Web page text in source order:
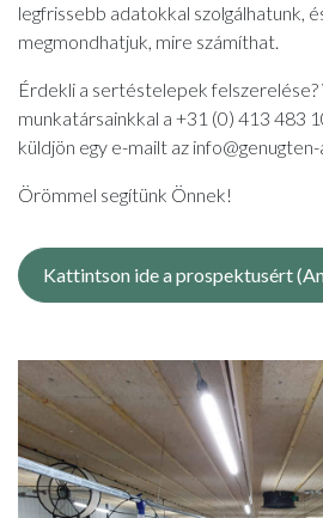
legfrissebb adatokkal szolgálhatunk,
megmondhatjuk, mire számíthat.
Érdekli a sertéstelepek
munkatársainkkal a +31 (0) 413 483
küldjön egy e-mailt az
Örömmel segítünk Önnek!
Kattintson ide a prospektusért